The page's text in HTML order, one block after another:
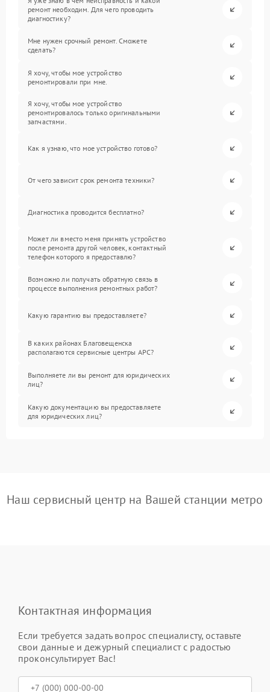
ремонт необходим. Для чего проводить
диагностику?
Мне нужен срочный ремонт. Сможете
сделать?
Я хочу, чтобы мое устройство
ремонтировали при мне.
Я хочу, чтобы мое устройство
ремонтировалось только оригинальными
запчастями.
Как я узнаю, что мое устройство готово?
От чего зависит срок ремонта техники?
Диагностика проводится бесплатно?
Может ли вместо меня принять устройство
после ремонта другой человек, контактный
телефон которого я предоставлю?
Возможно ли получать обратную связь в
процессе выполнения ремонтных работ?
Какую гарантию вы предоставляете?
В каких районах Благовещенска
располагаются сервисные центры APC?
Выполняете ли вы ремонт для юридических
лиц?
Какую документацию вы предоставляете
для юридических лиц?
Наш сервисный центр на Вашей станции метро
Контактная информация
Если требуется задать вопрос специалисту, оставьте
свои данные и дежурный специалист с радостью
проконсультирует Вас!